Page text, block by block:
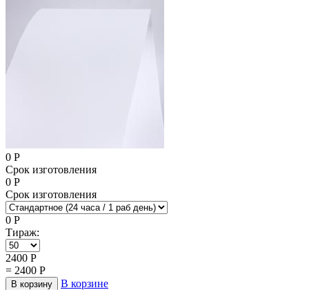
0 Р
Срок изготовления
0 Р
Срок изготовления
0 Р
Тираж:
2400 Р
= 2400 Р
В корзину
В корзине